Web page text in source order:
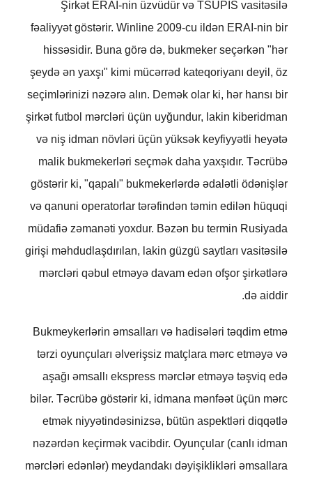
Şirkət ERAI-nin üzvüdür və TSUPIS vasitəsilə
fəaliyyət göstərir. Winline 2009-cu ildən ERAI-nin bir
hissəsidir. Buna görə də, bukmeker seçərkən "hər
şeydə ən yaxşı" kimi mücərrəd kateqoriyanı deyil, öz
seçimlərinizi nəzərə alın. Demək olar ki, hər hansı bir
şirkət futbol mərcləri üçün uyğundur, lakin kiberidman
və niş idman növləri üçün yüksək keyfiyyətli heyətə
malik bukmekerləri seçmək daha yaxşıdır. Təcrübə
göstərir ki, "qapalı" bukmekerlərdə ədalətli ödənişlər
və qanuni operatorlar tərəfindən təmin edilən hüquqi
müdafiə zəmanəti yoxdur. Bəzən bu termin Rusiyada
girişi məhdudlaşdırılan, lakin güzgü saytları vasitəsilə
mərcləri qəbul etməyə davam edən ofşor şirkətlərə
də aiddir.
Bukmeykerlərin əmsalları və hadisələri təqdim etmə
tərzi oyunçuları əlverişsiz matçlara mərc etməyə və
aşağı əmsallı ekspress mərclər etməyə təşviq edə
bilər. Təcrübə göstərir ki, idmana mənfəət üçün mərc
etmək niyyətindəsinizsə, bütün aspektləri diqqətlə
nəzərdən keçirmək vacibdir. Oyunçular (canlı idman
mərcləri edənlər) meydandakı dəyişiklikləri əmsallara